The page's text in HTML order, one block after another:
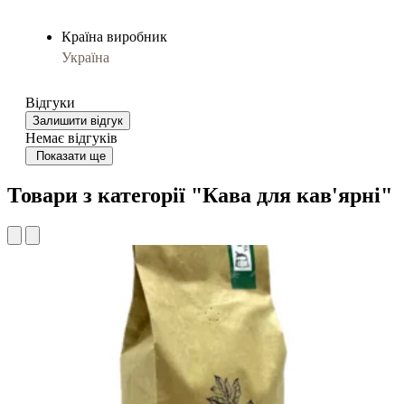
Країна виробник
Україна
Відгуки
Залишити відгук
Немає відгуків
Показати ще
Товари з категорії "Кава для кав'ярні"